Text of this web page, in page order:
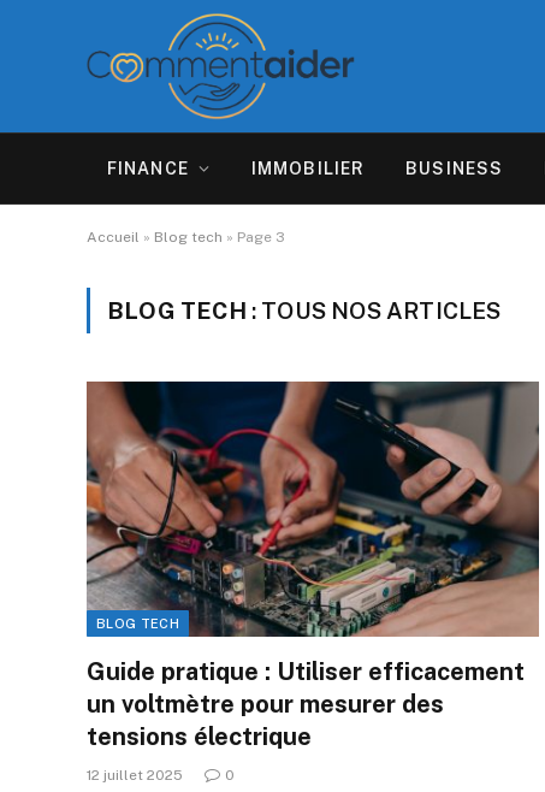
FINANCE IMMOBILIER BUSINESS
Accueil » Blog tech » Page 3
BLOG TECH : TOUS NOS ARTICLES
BLOG TECH
Guide pratique : Utiliser efficacement
un voltmètre pour mesurer des
tensions électrique
12 juillet 2025 0